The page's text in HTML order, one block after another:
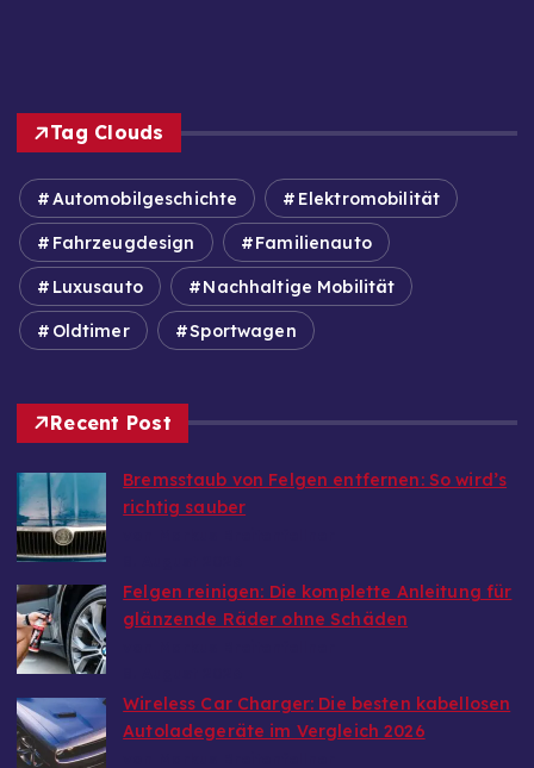
Tag Clouds
Automobilgeschichte Elektromobilität
Fahrzeugdesign Familienauto
Luxusauto Nachhaltige Mobilität
Oldtimer Sportwagen
Recent Post
Bremsstaub von Felgen entfernen: So wird’s
richtig sauber
Felgen reinigen: Die komplette Anleitung für
glänzende Räder ohne Schäden
Wireless Car Charger: Die besten kabellosen
Autoladegeräte im Vergleich 2026